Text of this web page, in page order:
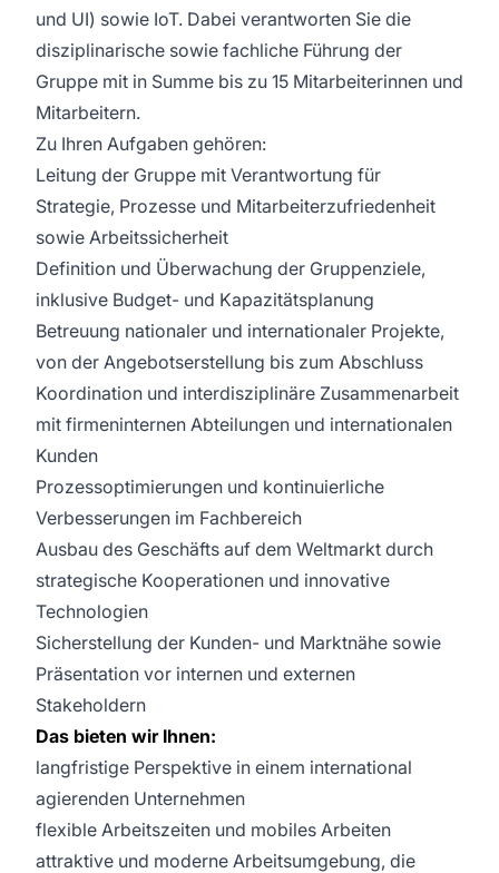
und UI) sowie IoT. Dabei verantworten Sie die
disziplinarische sowie fachliche Führung der
Gruppe mit in Summe bis zu 15 Mitarbeiterinnen und
Mitarbeitern.
Zu Ihren Aufgaben gehören:
Leitung der Gruppe mit Verantwortung für
Strategie, Prozesse und Mitarbeiterzufriedenheit
sowie Arbeitssicherheit
Definition und Überwachung der Gruppenziele,
inklusive Budget- und Kapazitätsplanung
Betreuung nationaler und internationaler Projekte,
von der Angebotserstellung bis zum Abschluss
Koordination und interdisziplinäre Zusammenarbeit
mit firmeninternen Abteilungen und internationalen
Kunden
Prozessoptimierungen und kontinuierliche
Verbesserungen im Fachbereich
Ausbau des Geschäfts auf dem Weltmarkt durch
strategische Kooperationen und innovative
Technologien
Sicherstellung der Kunden- und Marktnähe sowie
Präsentation vor internen und externen
Stakeholdern
Das bieten wir Ihnen:
langfristige Perspektive in einem international
agierenden Unternehmen
flexible Arbeitszeiten und mobiles Arbeiten
attraktive und moderne Arbeitsumgebung, die